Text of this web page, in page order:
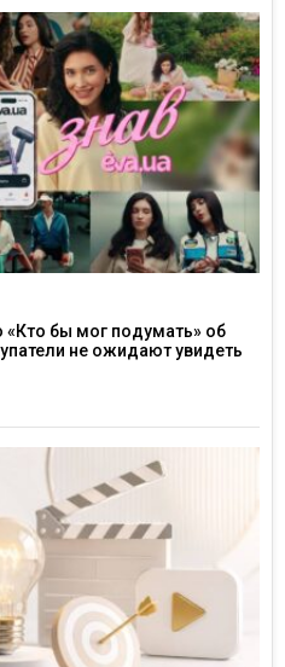
«Кто бы мог подумать» об
не ожидают увидеть